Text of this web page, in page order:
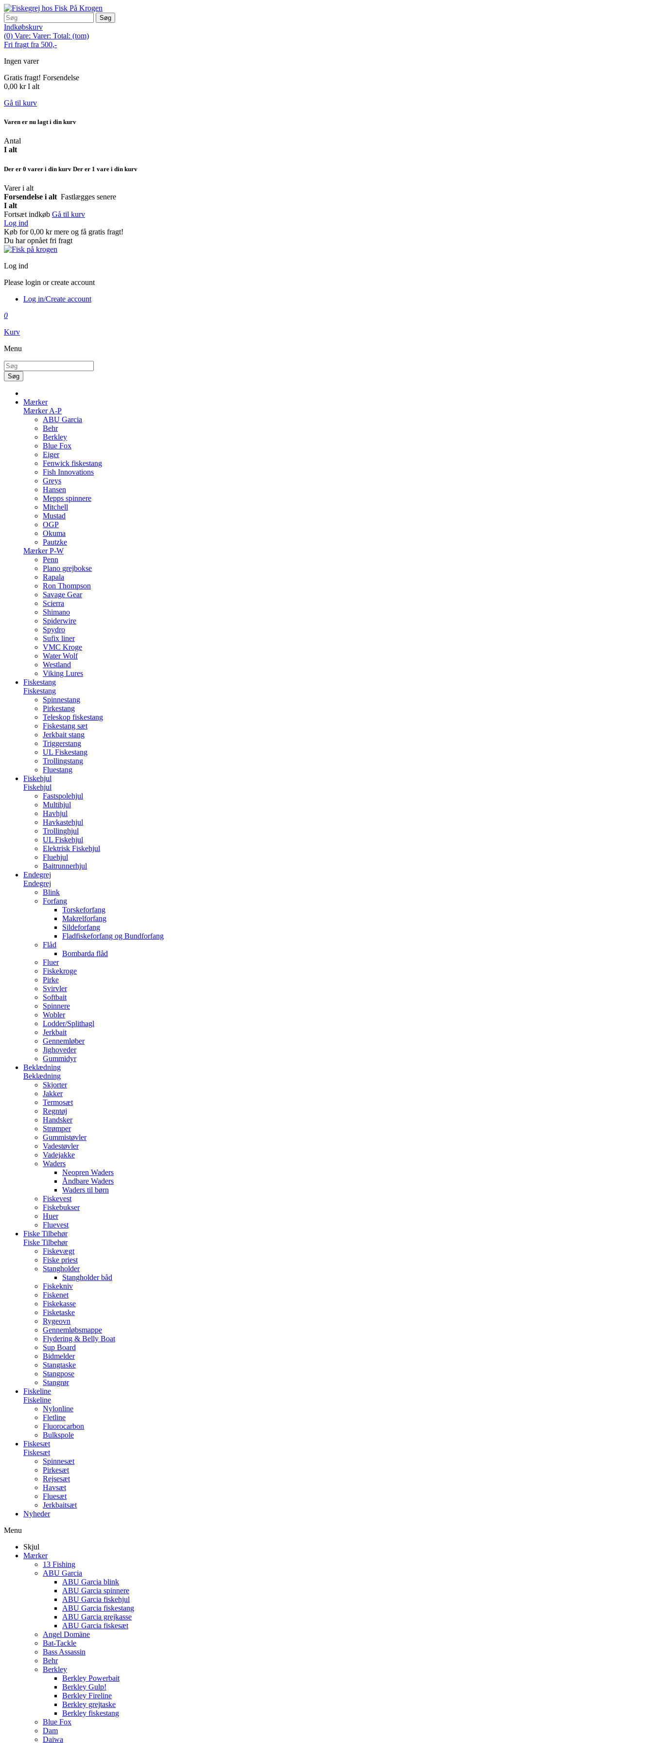
Søg
Indkøbskurv
(0) Vare: Varer: Total: (tom)
Fri fragt fra 500,-
Ingen varer
Gratis fragt! Forsendelse
0,00 kr I alt
Gå til kurv
Varen er nu lagt i din kurv
Antal
I alt
Der er 0 varer i din kurv Der er 1 vare i din kurv
Varer i alt
Forsendelse i alt Fastlægges senere
I alt
Fortsæt indkøb Gå til kurv
Log ind
Køb for0,00 krmere og få gratis fragt!
Du har opnået fri fragt
Log ind
Please login or create account
Log in/Create account
0
Kurv
Menu
Søg
Mærker
Mærker A-P
ABU Garcia
Behr
Berkley
Blue Fox
Eiger
Fenwick fiskestang
Fish Innovations
Greys
Hansen
Mepps spinnere
Mitchell
Mustad
OGP
Okuma
Pautzke
Mærker P-W
Penn
Plano grejbokse
Rapala
Ron Thompson
Savage Gear
Scierra
Shimano
Spiderwire
Spydro
Sufix liner
VMC Kroge
Water Wolf
Westland
Viking Lures
Fiskestang
Fiskestang
Spinnestang
Pirkestang
Teleskop fiskestang
Fiskestang sæt
Jerkbait stang
Triggerstang
UL Fiskestang
Trollingstang
Fluestang
Fiskehjul
Fiskehjul
Fastspolehjul
Multihjul
Havhjul
Havkastehjul
Trollinghjul
UL Fiskehjul
Elektrisk Fiskehjul
Fluehjul
Baitrunnerhjul
Endegrej
Endegrej
Blink
Forfang
Torskeforfang
Makrelforfang
Sildeforfang
Fladfiskeforfang og Bundforfang
Flåd
Bombarda flåd
Fluer
Fiskekroge
Pirke
Svirvler
Softbait
Spinnere
Wobler
Lodder/Splithagl
Jerkbait
Gennemløber
Jighoveder
Gummidyr
Beklædning
Beklædning
Skjorter
Jakker
Termosæt
Regntøj
Handsker
Strømper
Gummistøvler
Vadestøvler
Vadejakke
Waders
Neopren Waders
Åndbare Waders
Waders til børn
Fiskevest
Fiskebukser
Huer
Fluevest
Fiske Tilbehør
Fiske Tilbehør
Fiskevægt
Fiske priest
Stangholder
Stangholder båd
Fiskekniv
Fiskenet
Fiskekasse
Fisketaske
Rygeovn
Gennemløbsmappe
Flydering & Belly Boat
Sup Board
Bidmelder
Stangtaske
Stangpose
Stangrør
Fiskeline
Fiskeline
Nylonline
Fletline
Fluorocarbon
Bulkspole
Fiskesæt
Fiskesæt
Spinnesæt
Pirkesæt
Rejsesæt
Havsæt
Fluesæt
Jerkbaitsæt
Nyheder
Menu
Skjul
Mærker
13 Fishing
ABU Garcia
ABU Garcia blink
ABU Garcia spinnere
ABU Garcia fiskehjul
ABU Garcia fiskestang
ABU Garcia grejkasse
ABU Garcia fiskesæt
Angel Domäne
Bat-Tackle
Bass Assassin
Behr
Berkley
Berkley Powerbait
Berkley Gulp!
Berkley Fireline
Berkley grejtaske
Berkley fiskestang
Blue Fox
Dam
Daiwa